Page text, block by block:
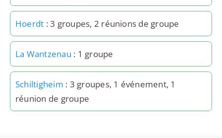
Hoerdt : 3 groupes, 2 réunions de groupe
La Wantzenau : 1 groupe
Schiltigheim : 3 groupes, 1 événement, 1
réunion de groupe